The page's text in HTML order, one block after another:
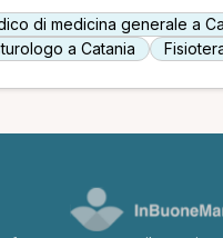
di medicina generale a
a Catania